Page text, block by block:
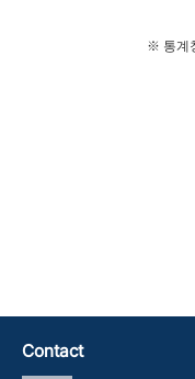
※ 통계
Contact